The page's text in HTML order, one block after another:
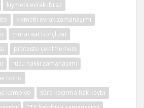
kıymetli evrak ibraz
kıymetli evrak zamanaşımı
müracaat borçlusu
protesto çekilmemesi
rücu hakkı zamanaşımı
bono
kambiyo
süre kaçırma hak kaybı